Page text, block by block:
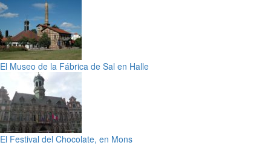
El Museo de la Fábrica de Sal en Halle
El Festival del Chocolate, en Mons